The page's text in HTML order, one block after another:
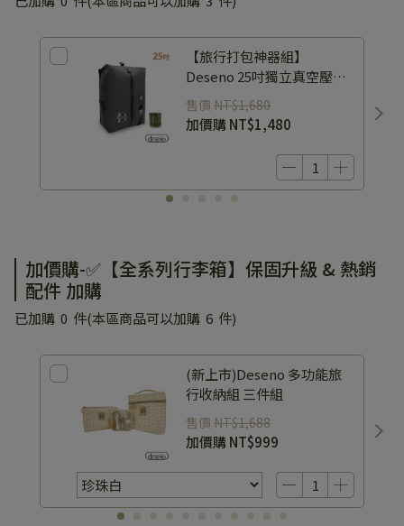
【旅行打包神器組】
Deseno 25吋獨立真空壓縮
袋+多功能壓縮機
售價 NT$1,680
加價購NT$1,480
加價購-✅【全系列行李箱】保固升級 & 熱銷
配件 加購
已加購 0 件(本區商品可以加購 6 件)
(新上市)Deseno 多功能旅
行收納組 三件組
售價 NT$1,688
加價購NT$999